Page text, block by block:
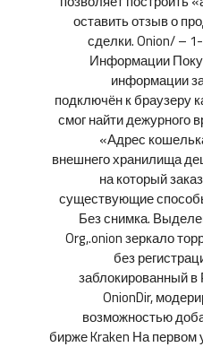
оставить отзыв о
сделки. Onion/ –
Информации
информации
подключён к браузеру
смог найти дежурного
«Адрес
внешнего хранилища
на который
существующие
Без снимка.
Org,.onion зеркало
без
заблокированный в
OnionDir,
возможностью
бирже Kraken На первом